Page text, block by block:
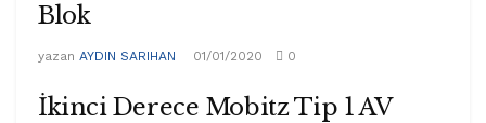
Blok
yazan AYDIN SARIHAN 01/01/2020 0
İkinci Derece Mobitz Tip 1 AV